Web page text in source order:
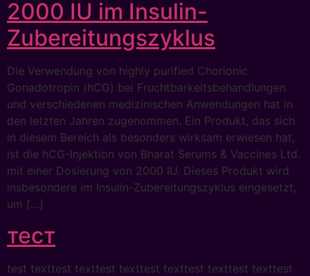
2000 IU im Insulin-
Zubereitungszyklus
Die Verwendung von highly purified Chorionic
Gonadotropin (hCG) bei Fruchtbarkeitsbehandlungen
und verschiedenen medizinischen Anwendungen hat in
den letzten Jahren zugenommen. Ein Produkt, das sich
in diesem Bereich als besonders wirksam erwiesen hat,
ist die hCG-Injektion von Bharat Serums & Vaccines Ltd.
mit einer Dosierung von 2000 IU. Dieses Produkt wird
insbesondere im Insulin-Zubereitungszyklus eingesetzt,
um […]
тест
test texttest texttest texttest texttest texttest texttest